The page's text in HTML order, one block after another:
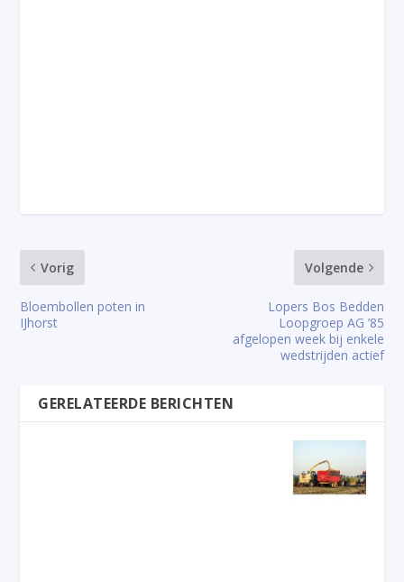
Vorig
Bloembollen poten in
IJhorst
Volgende
Lopers Bos Bedden
Loopgroep AG ’85
afgelopen week bij enkele
wedstrijden actief
GERELATEERDE BERICHTEN